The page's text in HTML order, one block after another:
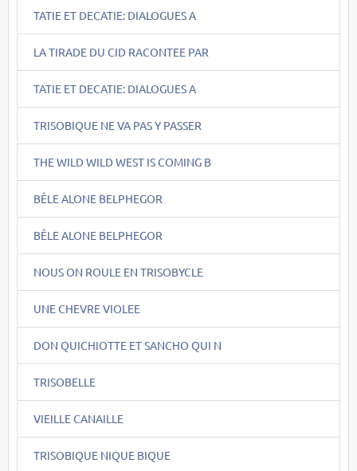
TATIE ET DECATIE: DIALOGUES A
LA TIRADE DU CID RACONTEE PAR
TATIE ET DECATIE: DIALOGUES A
TRISOBIQUE NE VA PAS Y PASSER
THE WILD WILD WEST IS COMING B
BÊLE ALONE BELPHEGOR
BÊLE ALONE BELPHEGOR
NOUS ON ROULE EN TRISOBYCLE
UNE CHEVRE VIOLEE
DON QUICHIOTTE ET SANCHO QUI N
TRISOBELLE
VIEILLE CANAILLE
TRISOBIQUE NIQUE BIQUE